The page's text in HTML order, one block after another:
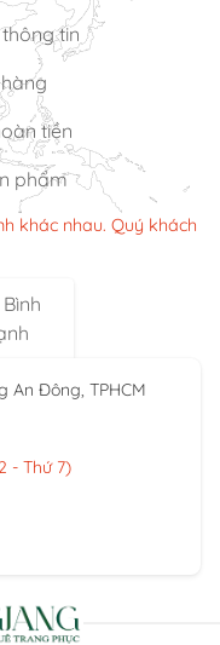
tin
tiền
phẩm
khác nhau. Quý khách
An Đông, TPHCM
- Thứ 7)